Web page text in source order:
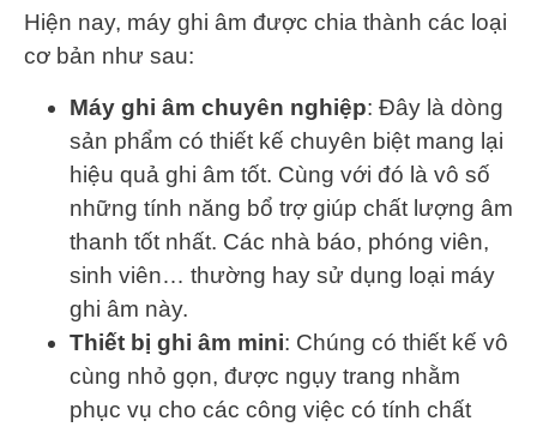
Hiện nay, máy ghi âm được chia thành các loại
cơ bản như sau:
Máy ghi âm chuyên nghiệp: Đây là dòng
sản phẩm có thiết kế chuyên biệt mang lại
hiệu quả ghi âm tốt. Cùng với đó là vô số
những tính năng bổ trợ giúp chất lượng âm
thanh tốt nhất. Các nhà báo, phóng viên,
sinh viên… thường hay sử dụng loại máy
ghi âm này.
Thiết bị ghi âm mini: Chúng có thiết kế vô
cùng nhỏ gọn, được ngụy trang nhằm
phục vụ cho các công việc có tính chất